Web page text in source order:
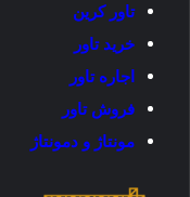
تاور کرین
خرید تاور
اجاره تاور
فروش تاور
مونتاژ و دمونتاژ